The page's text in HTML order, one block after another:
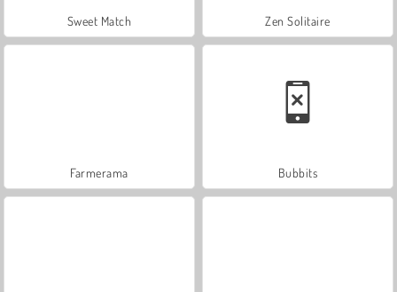
Sweet Match Zen Solitaire
Farmerama Bubbits